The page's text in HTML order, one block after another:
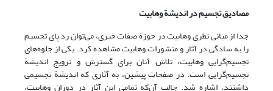
مصادیق تجسیم در اندیشة وهابیت
جدا از مبانی نظری وهابیت در حوزة صفات خبری، می‌توان رد پای تجسیم
را به ‌سادگی در آثار و منشورات وهابیت مشاهده کرد. یکی از جلوه‌های
تجسیم‌گرایی وهابیت، تلاش آنان برای گسترش و ترویج اندیشة
تجسیم‌گرایی است. در صفحات پیشین، به آثاری که اندیشة تجسیمی
داشتند، اشاره شد. جالب آن‌که تمامی این آثار در دوران وهابیت،